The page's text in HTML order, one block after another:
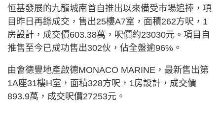
恒基發展的九龍城南首自推出以來備受市場追捧，項
目昨日再錄成交，售出25樓A7室，面積262方呎，1
房設計，成交價603.38萬，呎價約23030元。項目自
推售至今已成功售出302伙，佔全盤逾96%。
由會德豐地產啟德MONACO MARINE，最新售出第
1A座31樓H室，面積328方呎，1房設計，成交價
893.9萬，成交呎價27253元。